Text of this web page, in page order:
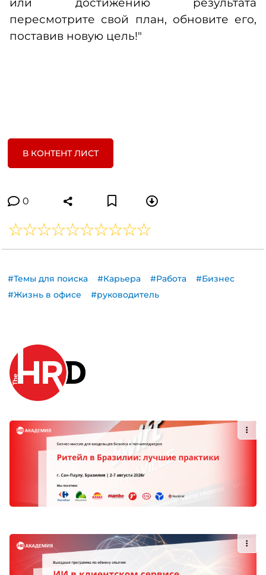
или достижению результата
пересмотрите свой план, обновите его,
поставив новую цель!"
В КОНТЕНТ ЛИСТ
0
#Темы для поиска #Карьера #Работа
#Бизнес
#Жизнь в офисе
#руководитель